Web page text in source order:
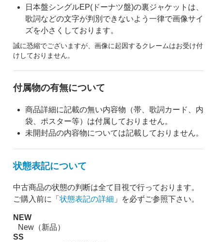
日本盤シングルEP(ドーナツ盤)の裏ジャケットは、
歌詞などの文字が判別できないよう一律で画像サイ
ズを小さくしております。
誠に恐縮でございますが、画像に起因するクレームはお受け付
けしておりません。
付属物の有無について
商品詳細に記載の無い内容物（帯、歌詞カード、内
袋、ポスター等）は付属しておりません。
未開封品の内容物については記載しておりません。
状態表記について
中古商品の状態の判断は全て目視で行っております。
ご購入前に「 状態表記の詳細 」を必ずご参照下さい。
NEW
New（新品）
SS